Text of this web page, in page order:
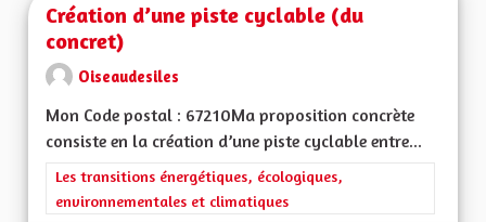
Création d’une piste cyclable (du
concret)
Oiseaudesiles
Mon Code postal : 67210Ma proposition concrète
consiste en la création d’une piste cyclable entre...
Filtrer les résultats de la catégorie : Les transitions
Les transitions énergétiques, écologiques,
environnementales et climatiques